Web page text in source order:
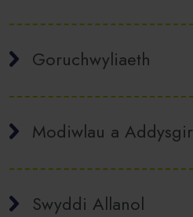
Goruchwyliaeth
Modiwlau a Addysgir
Swyddi Allanol